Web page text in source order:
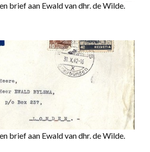
brief aan Ewald van dhr. de Wilde.
brief aan Ewald van dhr. de Wilde.